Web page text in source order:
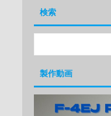
検索
製作動画